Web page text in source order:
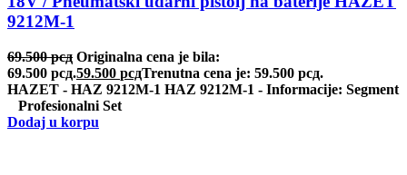
SACHS
SACSH
SEALEY
9212M-1
69.500рсд Originalna cena je bila:
69.500 рсд.59.500 рсдTrenutna cena je: 59.500 рсд.
HAZET - HAZ 9212M-1 HAZ 9212M-1 - Informacije: Segment
Profesionalni Set
Dodaj u korpu